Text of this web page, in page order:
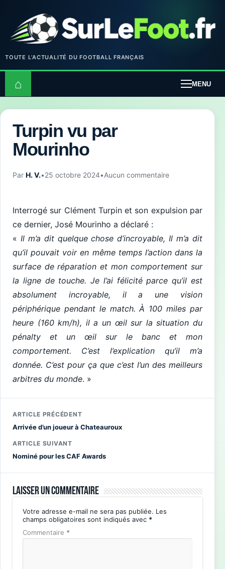
TOUTE L’ACTUALITÉ DU FOOTBALL FRANÇAIS
⌂ MENU
Turpin vu par
Mourinho
Par H. V.•25 octobre 2024•Aucun commentaire
Interrogé sur Clément Turpin et son expulsion par
ce dernier, José Mourinho a déclaré :
« Il m’a dit quelque chose d’incroyable, Il m’a dit
qu’il pouvait voir en même temps l’action dans la
surface de réparation et mon comportement sur
la ligne de touche. Je l’ai félicité parce qu’il est
absolument incroyable, il a une vision
périphérique pendant le match. À 100 miles par
heure (160 km/h), il a un œil sur la situation du
pénalty et un œil sur le banc et mon
comportement. C’est l’explication qu’il m’a
donnée. C’est pour ça que c’est l’un des meilleurs
arbitres du monde. »
ARTICLE PRÉCÉDENT
Arrivée d’un joueur à Chateauroux
ARTICLE SUIVANT
Nominé pour les CAF Awards
Laisser un commentaire
Votre adresse e-mail ne sera pas publiée. Les
champs obligatoires sont indiqués avec *
Commentaire *